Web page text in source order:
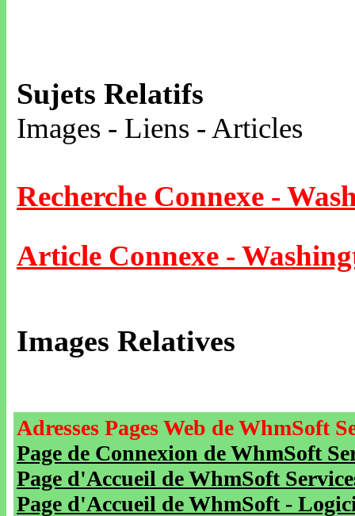
Sujets Relatifs
Images - Liens - Articles
Recherche Connexe -
Article Connexe -
Images Relatives
Adresses Pages Web de WhmSoft
Page de Connexion de WhmSoft
Page d'Accueil de WhmSoft
Page d'Accueil de WhmSoft -